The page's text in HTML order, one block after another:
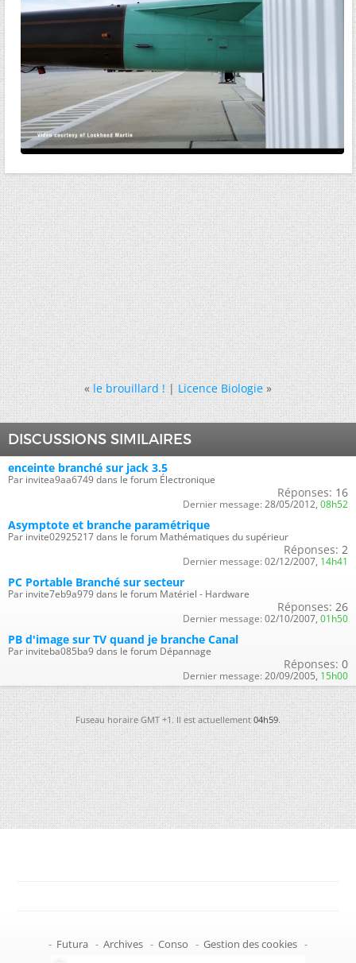
« le brouillard !|Licence Biologie »
DISCUSSIONS SIMILAIRES
enceinte branché sur jack 3.5
Par invitea9aa6749 dans le forum Électronique
Réponses: 16
Dernier message: 28/05/2012, 08h52
Asymptote et branche paramétrique
Par invite02925217 dans le forum Mathématiques du supérieur
Réponses: 2
Dernier message: 02/12/2007, 14h41
PC Portable Branché sur secteur
Par invite7eb9a979 dans le forum Matériel - Hardware
Réponses: 26
Dernier message: 02/10/2007, 01h50
PB d'image sur TV quand je branche Canal
Par inviteba085ba9 dans le forum Dépannage
Réponses: 0
Dernier message: 20/09/2005, 15h00
Fuseau horaire GMT +1. Il est actuellement04h59.
- Futura - Archives - Conso - Gestion des cookies -